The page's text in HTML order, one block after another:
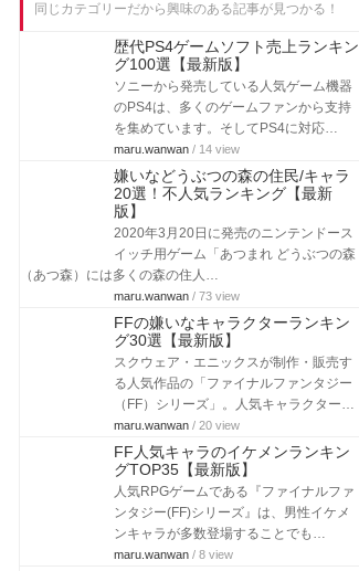
同じカテゴリーだから興味のある記事が見つかる！
歴代PS4ゲームソフト売上ランキン
グ100選【最新版】
ソニーから発売している人気ゲーム機器
のPS4は、多くのゲームファンから支持
を集めています。そしてPS4に対応…
maru.wanwan / 14 view
嫌いなどうぶつの森の住民/キャラ
20選！不人気ランキング【最新
版】
2020年3月20日に発売のニンテンドース
イッチ用ゲーム「あつまれ どうぶつの森
（あつ森）には多くの森の住人…
maru.wanwan / 73 view
FFの嫌いなキャラクターランキン
グ30選【最新版】
スクウェア・エニックスが制作・販売す
る人気作品の「ファイナルファンタジー
（FF）シリーズ」。人気キャラクター…
maru.wanwan / 20 view
FF人気キャラのイケメンランキン
グTOP35【最新版】
人気RPGゲームである『ファイナルファ
ンタジー(FF)シリーズ』は、男性イケメ
ンキャラが多数登場することでも…
maru.wanwan / 8 view